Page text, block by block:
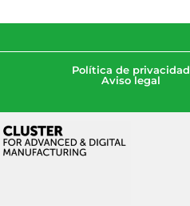
Política de privacidad
Aviso legal